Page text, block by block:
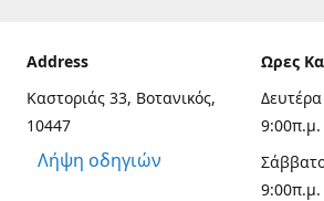
Address
Καστοριάς 33, Βοτανικός,
10447
Λήψη οδηγιών
Ωρες